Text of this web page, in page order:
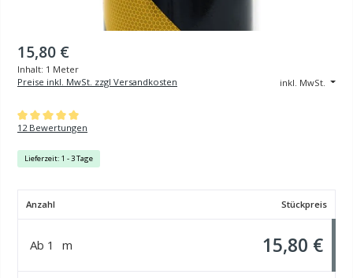
15,80 €
Inhalt: 1 Meter
inkl. MwSt.
Preise inkl. MwSt. zzgl Versandkosten
Durchschnittliche Bewertung von 5 von 5 Sternen
12 Bewertungen
Lieferzeit: 1 - 3 Tage
Anzahl Stückpreis
Ab 1 m 15,80 €